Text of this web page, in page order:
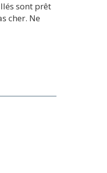
sont prêt
cher. Ne